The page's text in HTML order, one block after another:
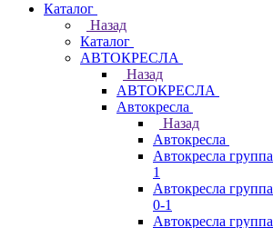
Каталог
Назад
Каталог
АВТОКРЕСЛА
Назад
АВТОКРЕСЛА
Автокресла
Назад
Автокресла
Автокресла
1
Автокресла
0-1
Автокресла